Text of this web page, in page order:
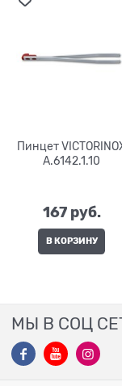
Пинцет
A.6142.1.10
167 руб.
В КОРЗИНУ
МЫ В СОЦ